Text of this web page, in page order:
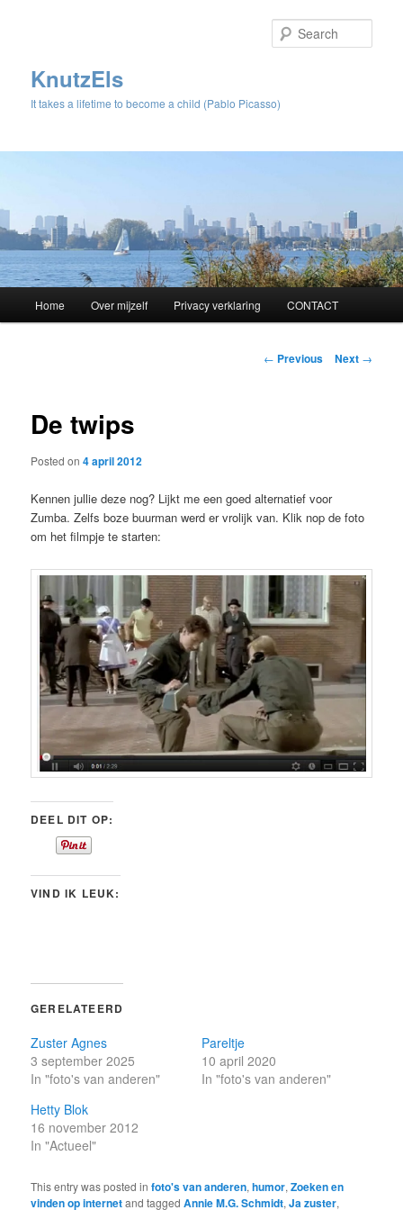
KnutzEls
It takes a lifetime to become a child (Pablo Picasso)
Skip
content
Home Over mijzelf Privacy verklaring CONTACT
Post
← Previous Next →
De twips
Posted on4 april 2012
Kennen jullie deze nog? Lijkt me een goed alternatief voor
Zumba. Zelfs boze buurman werd er vrolijk van. Klik nop de foto
om het filmpje te starten:
DEEL DIT OP:
VIND IK LEUK:
GERELATEERD
Zuster Agnes
3 september 2025
In "foto's van anderen"
Pareltje
10 april 2020
In "foto's van anderen"
Hetty Blok
16 november 2012
In "Actueel"
This entry was posted infoto's van anderen,humor,Zoeken en
vinden op internetand taggedAnnie M.G. Schmidt,Ja zuster,